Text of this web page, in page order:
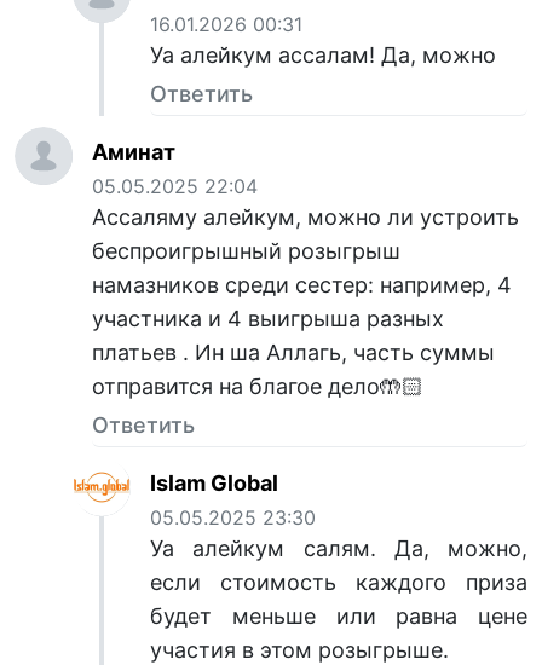
16.01.2026 00:31
Уа алейкум ассалам! Да, можно
Ответить
Аминат
05.05.2025 22:04
Ассаляму алейкум, можно ли устроить
беспроигрышный розыгрыш
намазников среди сестер: например, 4
участника и 4 выигрыша разных
платьев . Ин ша Аллагь, часть суммы
отправится на благое дело🤲🏻
Ответить
Islam Global
05.05.2025 23:30
Уа алейкум салям. Да, можно,
если стоимость каждого приза
будет меньше или равна цене
участия в этом розыгрыше.